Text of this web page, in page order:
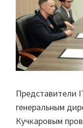
Представители
генеральным
Кучкаровым